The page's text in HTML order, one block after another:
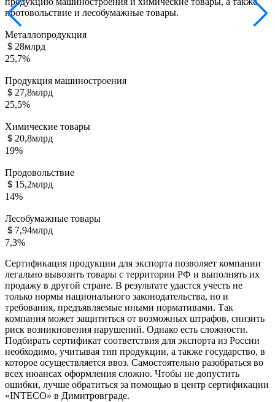
протовольствие и лесобумажные товары.
Металлопродукция
＄28млрд
25,7%
Продукция машиностроения
＄27,8млрд
25,5%
Химические товары
＄20,8млрд
19%
Продовольствие
＄15,2млрд
14%
Лесобумажные товары
＄7,94млрд
7,3%
Сертификация продукции для экспорта позволяет компании
легально вывозить товары с территории РФ и выполнять их
продажу в другой стране. В результате удастся учесть не
только нормы национального законодательства, но и
требования, предъявляемые иными нормативами. Так
компания может защититься от возможных штрафов, снизить
риск возникновения нарушений. Однако есть сложности.
Подбирать сертификат соответствия для экспорта из России
необходимо, учитывая тип продукции, а также государство, в
которое осуществляется ввоз. Самостоятельно разобраться во
всех нюансах оформления сложно. Чтобы не допустить
ошибки, лучше обратиться за помощью в центр сертификации
«INTECO» в Димитровграде.